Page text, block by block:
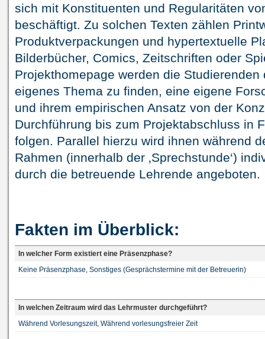
sich mit Konstituenten und Regularitäten
beschäftigt. Zu solchen Texten zählen
Produktverpackungen und hypertextuelle
Bilderbücher, Comics, Zeitschriften oder
Projekthomepage werden die
eigenes Thema zu finden, eine eigene
und ihrem empirischen Ansatz von der
Durchführung bis zum Projektabschluss in
folgen. Parallel hierzu wird ihnen während
Rahmen (innerhalb der ‚Sprechstunde‘)
durch die betreuende Lehrende angeboten.
Fakten im Überblick:
In welcher Form existiert eine Präsenzphase?
Keine Präsenzphase, Sonstiges (Gesprächstermine mit der Betreuerin)
In welchen Zeitraum wird das Lehrmuster durchgeführt?
Während Vorlesungszeit, Während vorlesungsfreier Zeit